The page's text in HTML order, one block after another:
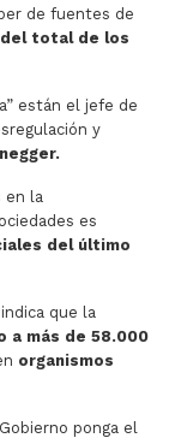
de fuentes de
del total de los
están el jefe de
y
en la
es
del último
que la
a más de 58.000
organismos
ponga el